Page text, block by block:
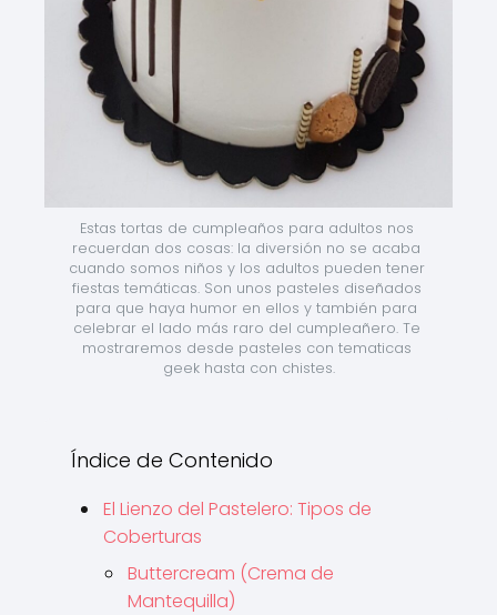
Estas tortas de cumpleaños para adultos nos
recuerdan dos cosas: la diversión no se acaba
cuando somos niños y los adultos pueden tener
fiestas temáticas. Son unos pasteles diseñados
para que haya humor en ellos y también para
celebrar el lado más raro del cumpleañero. Te
mostraremos desde pasteles con tematicas
geek hasta con chistes.
Índice de Contenido
El Lienzo del Pastelero: Tipos de
Coberturas
Buttercream (Crema de
Mantequilla)